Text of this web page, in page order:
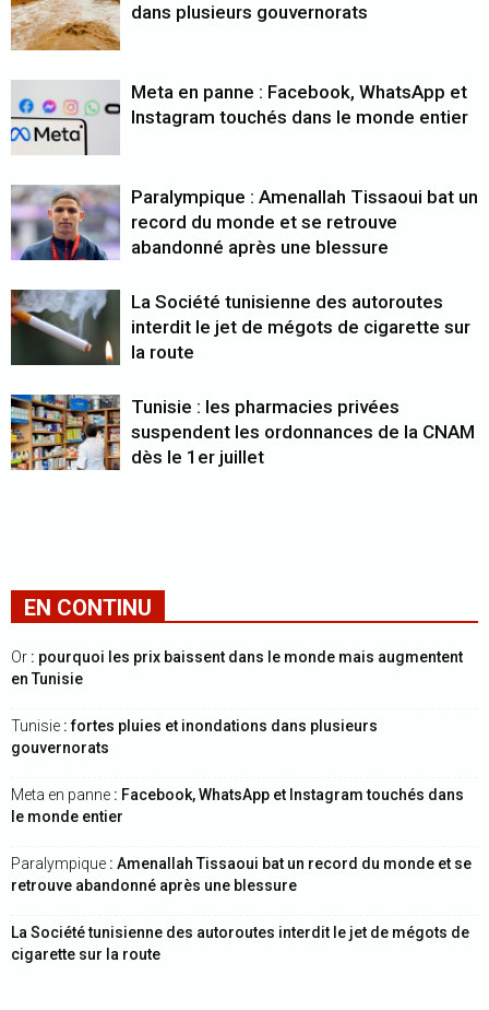
dans plusieurs gouvernorats
Meta en panne : Facebook, WhatsApp et
Instagram touchés dans le monde entier
Paralympique : Amenallah Tissaoui bat un
record du monde et se retrouve
abandonné après une blessure
La Société tunisienne des autoroutes
interdit le jet de mégots de cigarette sur
la route
Tunisie : les pharmacies privées
suspendent les ordonnances de la CNAM
dès le 1er juillet
EN CONTINU
Or : pourquoi les prix baissent dans le monde mais augmentent
en Tunisie
Tunisie : fortes pluies et inondations dans plusieurs
gouvernorats
Meta en panne : Facebook, WhatsApp et Instagram touchés dans
le monde entier
Paralympique : Amenallah Tissaoui bat un record du monde et se
retrouve abandonné après une blessure
La Société tunisienne des autoroutes interdit le jet de mégots de
cigarette sur la route